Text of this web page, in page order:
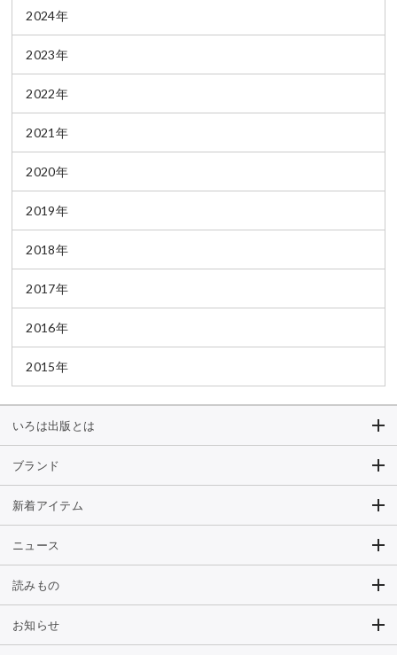
2024年
2023年
2022年
2021年
2020年
2019年
2018年
2017年
2016年
2015年
いろは出版とは
ブランド
新着アイテム
ニュース
読みもの
お知らせ